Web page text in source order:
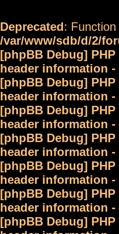
Deprecated:
/var/www/sdb/d/2/
[phpBB Debug] PHP
header information
[phpBB Debug] PHP
header information
[phpBB Debug] PHP
header information
[phpBB Debug] PHP
header information
[phpBB Debug] PHP
header information
[phpBB Debug] PHP
header information
[phpBB Debug] PHP